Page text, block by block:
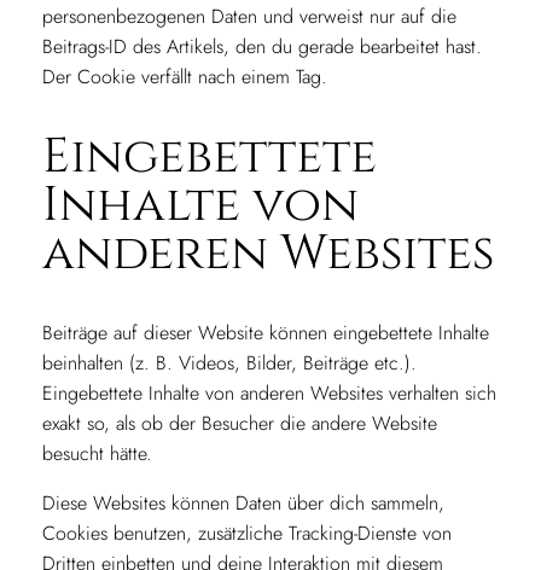
personenbezogenen Daten und verweist nur auf die
Beitrags-ID des Artikels, den du gerade bearbeitet hast.
Der Cookie verfällt nach einem Tag.
Eingebettete
Inhalte von
anderen Websites
Beiträge auf dieser Website können eingebettete Inhalte
beinhalten (z. B. Videos, Bilder, Beiträge etc.).
Eingebettete Inhalte von anderen Websites verhalten sich
exakt so, als ob der Besucher die andere Website
besucht hätte.
Diese Websites können Daten über dich sammeln,
Cookies benutzen, zusätzliche Tracking-Dienste von
Dritten einbetten und deine Interaktion mit diesem